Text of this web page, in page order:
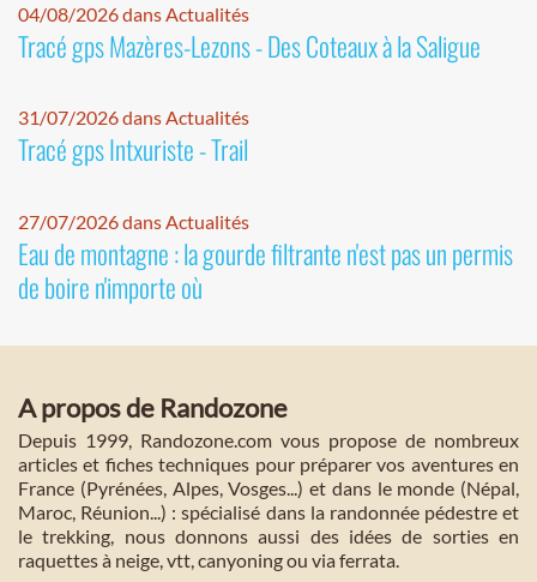
04/08/2026 dans Actualités
Tracé gps Mazères-Lezons - Des Coteaux à la Saligue
31/07/2026 dans Actualités
Tracé gps Intxuriste - Trail
27/07/2026 dans Actualités
Eau de montagne : la gourde filtrante n'est pas un permis
de boire n'importe où
A propos de Randozone
Depuis 1999, Randozone.com vous propose de nombreux
articles et fiches techniques pour préparer vos aventures en
France (Pyrénées, Alpes, Vosges...) et dans le monde (Népal,
Maroc, Réunion...) : spécialisé dans la randonnée pédestre et
le trekking, nous donnons aussi des idées de sorties en
raquettes à neige, vtt, canyoning ou via ferrata.